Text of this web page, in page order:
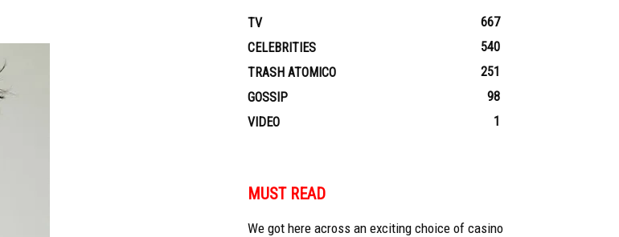
TV
667
CELEBRITIES
540
TRASH ATOMICO
251
GOSSIP
98
VIDEO
1
MUST READ
We got here across an exciting choice of casino